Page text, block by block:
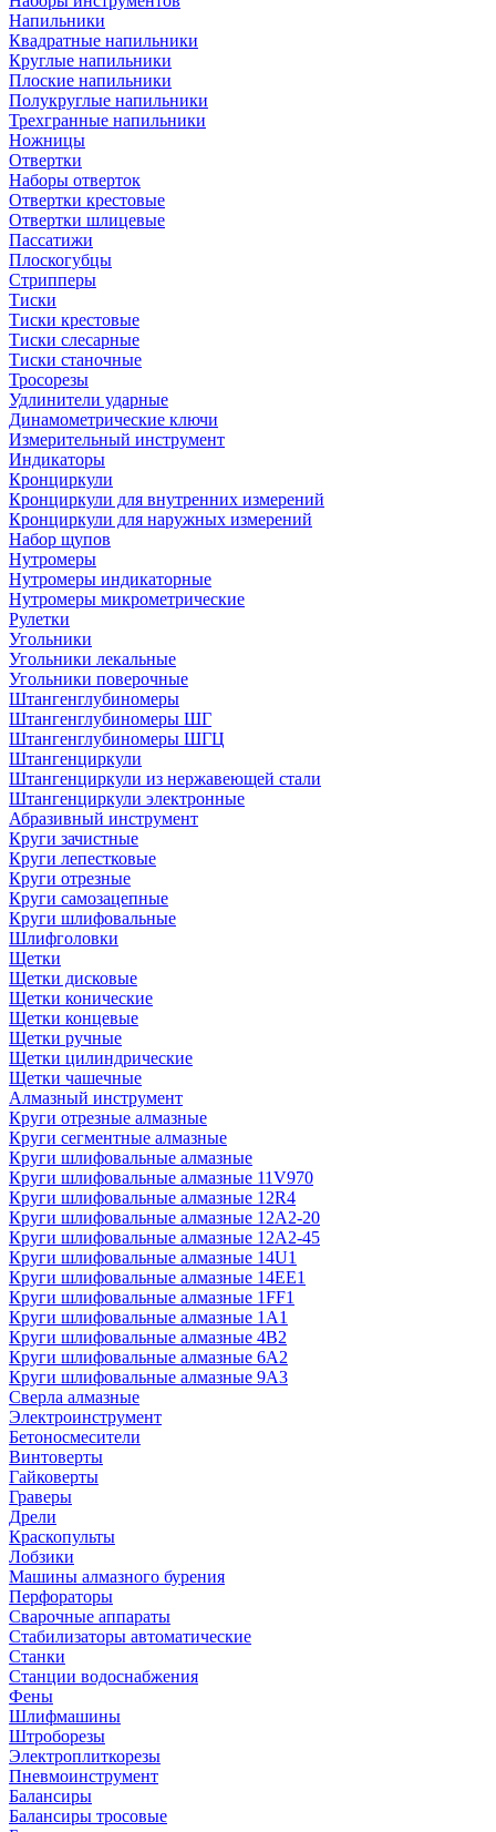
Напильники
Квадратные напильники
Круглые напильники
Плоские напильники
Полукруглые напильники
Трехгранные напильники
Ножницы
Отвертки
Наборы отверток
Отвертки крестовые
Отвертки шлицевые
Пассатижи
Плоскогубцы
Стрипперы
Тиски
Тиски крестовые
Тиски слесарные
Тиски станочные
Тросорезы
Удлинители ударные
Динамометрические ключи
Измерительный инструмент
Индикаторы
Кронциркули
Кронциркули для внутренних измерений
Кронциркули для наружных измерений
Набор щупов
Нутромеры
Нутромеры индикаторные
Нутромеры микрометрические
Рулетки
Угольники
Угольники лекальные
Угольники поверочные
Штангенглубиномеры
Штангенглубиномеры ШГ
Штангенглубиномеры ШГЦ
Штангенциркули
Штангенциркули из нержавеющей стали
Штангенциркули электронные
Абразивный инструмент
Круги зачистные
Круги лепестковые
Круги отрезные
Круги самозацепные
Круги шлифовальные
Шлифголовки
Щетки
Щетки дисковые
Щетки конические
Щетки концевые
Щетки ручные
Щетки цилиндрические
Щетки чашечные
Алмазный инструмент
Круги отрезные алмазные
Круги сегментные алмазные
Круги шлифовальные алмазные
Круги шлифовальные алмазные 11V970
Круги шлифовальные алмазные 12R4
Круги шлифовальные алмазные 12А2-20
Круги шлифовальные алмазные 12А2-45
Круги шлифовальные алмазные 14U1
Круги шлифовальные алмазные 14ЕЕ1
Круги шлифовальные алмазные 1FF1
Круги шлифовальные алмазные 1А1
Круги шлифовальные алмазные 4В2
Круги шлифовальные алмазные 6A2
Круги шлифовальные алмазные 9А3
Сверла алмазные
Электроинструмент
Бетоносмесители
Винтоверты
Гайковерты
Граверы
Дрели
Краскопульты
Лобзики
Машины алмазного бурения
Перфораторы
Сварочные аппараты
Стабилизаторы автоматические
Станки
Станции водоснабжения
Фены
Шлифмашины
Штроборезы
Электроплиткорезы
Пневмоинструмент
Балансиры
Балансиры тросовые